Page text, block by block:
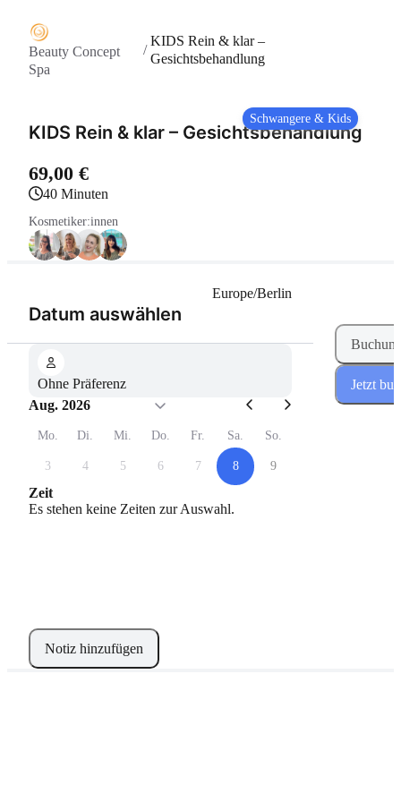
Beauty Concept
Spa
/
KIDS Rein & klar –
Gesichtsbehandlung
Schwangere & Kids
KIDS Rein & klar – Gesichtsbehandlung
69,00 €
40 Minuten
Kosmetiker:innen
Datum auswählen
Europe/Berlin
Ohne Präferenz
Aug. 2026
Mo. Di. Mi. Do. Fr. Sa. So.
3 4 5 6 7 8 9
Zeit
Es stehen keine Zeiten zur Auswahl.
Notiz hinzufügen
Jetzt